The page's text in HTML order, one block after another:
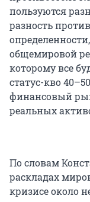
пользуются
разность
общемировой
которому все
статус-кво
финансовый
реальных
По словам
раскладах
кризисе около